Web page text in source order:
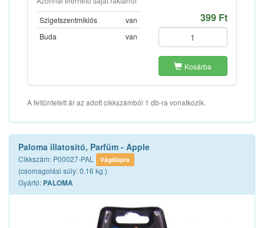
Szigetszentmiklós
van
Buda
van
399 Ft
Kosárba
A feltüntetett ár az adott cikkszámból 1 db-ra vonatkozik.
Paloma illatosító, Parfüm - Apple
Cikkszám: P00027-PAL Vágólapra
(csomagolási súly: 0.16 kg.)
Gyártó: PALOMA